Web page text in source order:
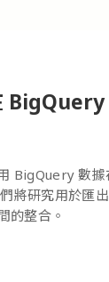
BigQuery
BigQuery 數
將研究用於匯
的整合。